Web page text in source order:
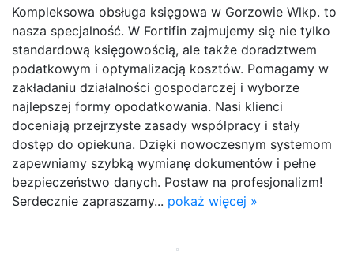
Kompleksowa obsługa księgowa w Gorzowie Wlkp. to
nasza specjalność. W Fortifin zajmujemy się nie tylko
standardową księgowością, ale także doradztwem
podatkowym i optymalizacją kosztów. Pomagamy w
zakładaniu działalności gospodarczej i wyborze
najlepszej formy opodatkowania. Nasi klienci
doceniają przejrzyste zasady współpracy i stały
dostęp do opiekuna. Dzięki nowoczesnym systemom
zapewniamy szybką wymianę dokumentów i pełne
bezpieczeństwo danych. Postaw na profesjonalizm!
Serdecznie zapraszamy... pokaż więcej »